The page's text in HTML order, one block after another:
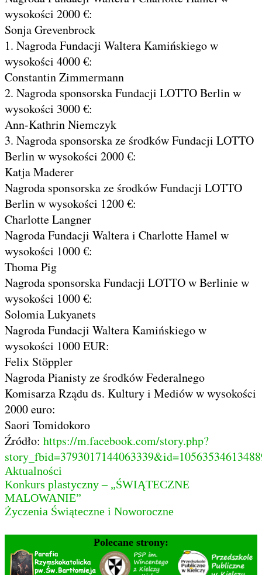
wysokości 2000 €:
Sonja Grevenbrock
1. Nagroda Fundacji Waltera Kamińskiego w
wysokości 4000 €:
Constantin Zimmermann
2. Nagroda sponsorska Fundacji LOTTO Berlin w
wysokości 3000 €:
Ann-Kathrin Niemczyk
3. Nagroda sponsorska ze środków Fundacji LOTTO
Berlin w wysokości 2000 €:
Katja Maderer
Nagroda sponsorska ze środków Fundacji LOTTO
Berlin w wysokości 1200 €:
Charlotte Langner
Nagroda Fundacji Waltera i Charlotte Hamel w
wysokości 1000 €:
Thoma Pig
Nagroda sponsorska Fundacji LOTTO w Berlinie w
wysokości 1000 €:
Solomia Lukyanets
Nagroda Fundacji Waltera Kamińskiego w
wysokości 1000 EUR:
Felix Stöppler
Nagroda Pianisty ze środków Federalnego
Komisarza Rządu ds. Kultury i Mediów w wysokości
2000 euro:
Saori Tomidokoro
Źródło: https://m.facebook.com/story.php?
Aktualności
Nawigacja
wpisu
Konkurs plastyczny – „ŚWIĄTECZNE
MALOWANIE”
Życzenia Świąteczne i Noworoczne
Polecane strony: